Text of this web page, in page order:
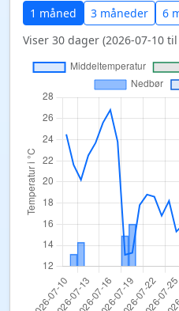
1 måned 3 måneder 6
Viser 30 dager (2026-07-10